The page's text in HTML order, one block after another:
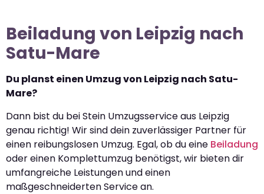
Beiladung von Leipzig nach
Satu-Mare
Du planst einen Umzug von Leipzig nach Satu-
Mare?
Dann bist du bei Stein Umzugsservice aus Leipzig
genau richtig! Wir sind dein zuverlässiger Partner für
einen reibungslosen Umzug. Egal, ob du eine Beiladung
oder einen Komplettumzug benötigst, wir bieten dir
umfangreiche Leistungen und einen
maßgeschneiderten Service an.